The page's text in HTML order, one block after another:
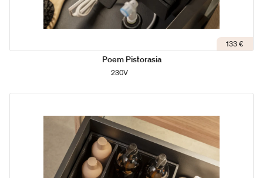
133 €
Poem Pistorasia
230V